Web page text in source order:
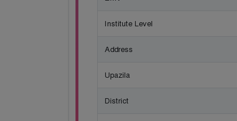
Institute Level
Address
Upazila
District